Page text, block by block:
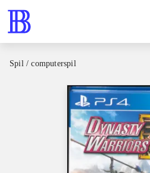
Spil / computerspil